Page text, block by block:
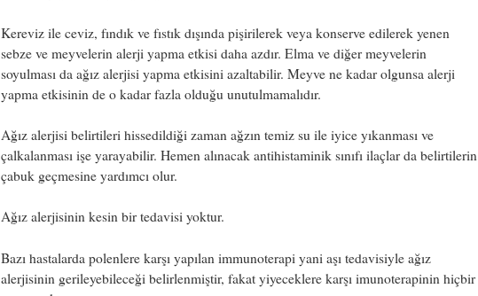
Kereviz ile ceviz, fındık ve fıstık dışında pişirilerek veya konserve edilerek yenen
sebze ve meyvelerin alerji yapma etkisi daha azdır. Elma ve diğer meyvelerin
soyulması da ağız alerjisi yapma etkisini azaltabilir. Meyve ne kadar olgunsa alerji
yapma etkisinin de o kadar fazla olduğu unutulmamalıdır.
Ağız alerjisi belirtileri hissedildiği zaman ağzın temiz su ile iyice yıkanması ve
çalkalanması işe yarayabilir. Hemen alınacak antihistaminik sınıfı ilaçlar da belirtilerin
çabuk geçmesine yardımcı olur.
Ağız alerjisinin kesin bir tedavisi yoktur.
Bazı hastalarda polenlere karşı yapılan immunoterapi yani aşı tedavisiyle ağız
alerjisinin gerileyebileceği belirlenmiştir, fakat yiyeceklere karşı imunoterapinin hiçbir